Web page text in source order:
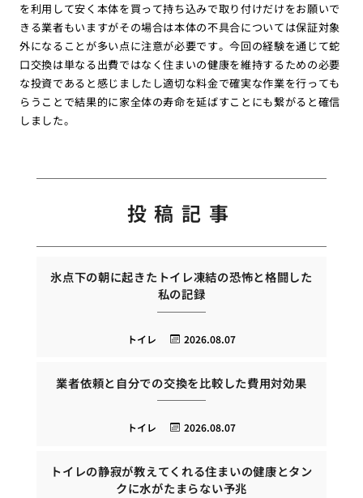
を利用して安く本体を買って持ち込みで取り付けだけをお願いで
きる業者もいますがその場合は本体の不具合については保証対象
外になることが多い点に注意が必要です。今回の経験を通じて蛇
口交換は単なる出費ではなく住まいの健康を維持するための必要
な投資であると感じましたし適切な料金で確実な作業を行っても
らうことで結果的に家全体の寿命を延ばすことにも繋がると確信
しました。
投稿記事
氷点下の朝に起きたトイレ凍結の恐怖と格闘した
私の記録
2026.08.07
トイレ
業者依頼と自分での交換を比較した費用対効果
2026.08.07
トイレ
トイレの静寂が教えてくれる住まいの健康とタン
クに水がたまらない予兆